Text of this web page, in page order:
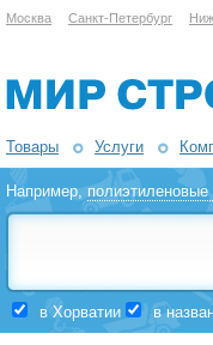
Москва Санкт-Петербург
Товары Услуги
Например,полиэтиленовые
в Хорватии в